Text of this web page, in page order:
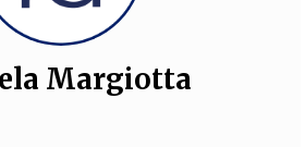
INNOVAZIONE
ALTRO
Margiotta